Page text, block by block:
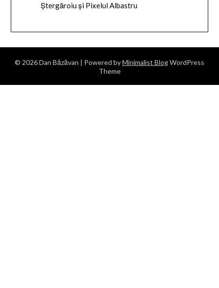
Ștergăroiu și Pixelul Albastru
© 2026 Dan Băzăvan | Powered byMinimalist BlogWordPress
Theme